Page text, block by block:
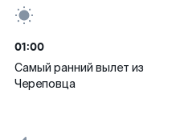
01:00
Самый ранний вылет из
Череповца